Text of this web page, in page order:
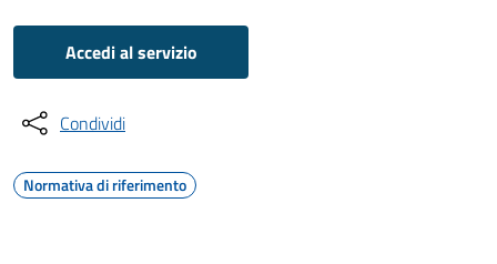
Accedi al servizio
Condividi
Normativa di riferimento